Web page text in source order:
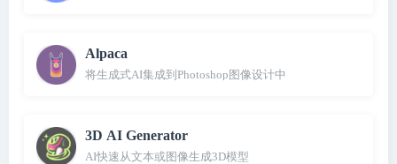
Alpaca
将生成式AI集成到Photoshop图像设计中
3D AI Generator
AI快速从文本或图像生成3D模型